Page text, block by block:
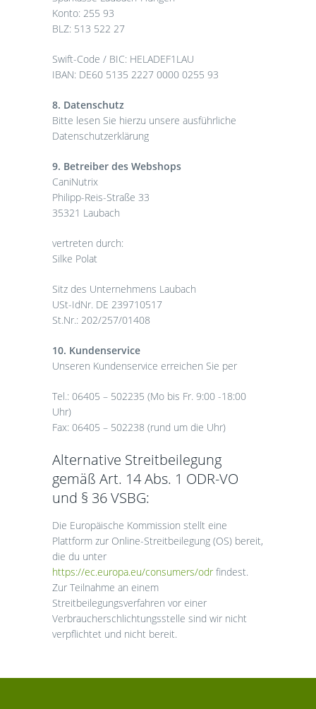
Konto: 255 93
BLZ: 513 522 27
Swift-Code / BIC: HELADEF1LAU
IBAN: DE60 5135 2227 0000 0255 93
8. Datenschutz
Bitte lesen Sie hierzu unsere ausführliche
Datenschutzerklärung
9. Betreiber des Webshops
CaniNutrix
Philipp-Reis-Straße 33
35321 Laubach
vertreten durch:
Silke Polat
Sitz des Unternehmens Laubach
USt-IdNr. DE 239710517
St.Nr.: 202/257/01408
10. Kundenservice
Unseren Kundenservice erreichen Sie per
Tel.: 06405 – 502235 (Mo bis Fr. 9:00 -18:00
Uhr)
Fax: 06405 – 502238 (rund um die Uhr)
Alternative Streitbeilegung
gemäß Art. 14 Abs. 1 ODR-VO
und § 36 VSBG:
Die Europäische Kommission stellt eine
Plattform zur Online-Streitbeilegung (OS) bereit,
die du unter
https://ec.europa.eu/consumers/odr findest.
Zur Teilnahme an einem
Streitbeilegungsverfahren vor einer
Verbraucherschlichtungsstelle sind wir nicht
verpflichtet und nicht bereit.